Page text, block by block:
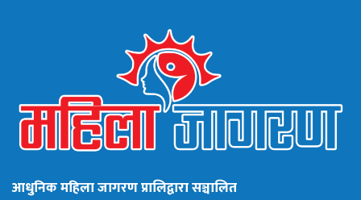
आधुनिक महिला जागरण प्रालिद्वारा सञ्चालित